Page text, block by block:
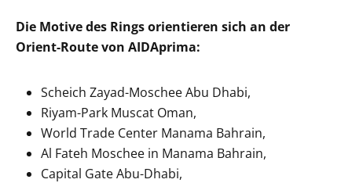
Die Motive des Rings orientieren sich an der
Orient-Route von AIDAprima:
Scheich Zayad-Moschee Abu Dhabi,
Riyam-Park Muscat Oman,
World Trade Center Manama Bahrain,
Al Fateh Moschee in Manama Bahrain,
Capital Gate Abu-Dhabi,